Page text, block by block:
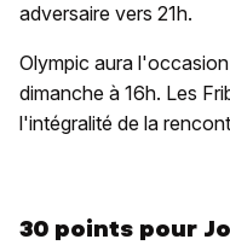
adversaire vers 21h.
Olympic aura
dimanche à 16h. Les
l'intégralité de la
30 points pour